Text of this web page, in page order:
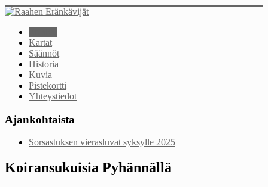
Kartat
Säännöt
Historia
Kuvia
Pistekortti
Yhteystiedot
Ajankohtaista
Sorsastuksen vierasluvat syksylle 2025
Koiransukuisia Pyhännällä